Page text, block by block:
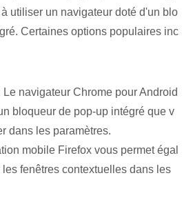
utiliser un navigateur doté d'un blo
Certaines options populaires inc
Le navigateur Chrome pour Android
bloqueur de pop-up intégré que v
dans les paramètres.
mobile Firefox vous permet égal
fenêtres contextuelles dans les